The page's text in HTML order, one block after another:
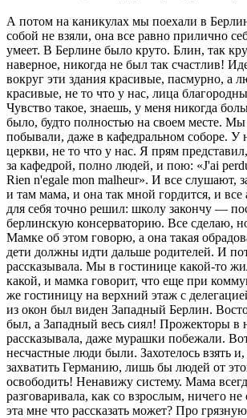
А потом на каникулах мы поехали в
собой не взяли, она все равно прилично
умеет. В Берлине было круто. Блин, так
наверное, никогда не был так счастлив!
вокруг эти здания красивые, пасмурно, а
красивые, не то что у нас, лица
Чувство такое, знаешь, у меня никогда
было, будто полностью на своем месте. Мы
побывали, даже в кафедральном соборе. У
церкви, не то что у нас. Я прям
за кафедрой, полно людей, и пою: «J'ai
Rien n'egale mon malheur». И все слушают,
и там мама, и она так мной гордится, и
для себя точно решил: школу закончу —
берлинскую консерваторию. Все сделаю,
Мамке об этом говорю, а она такая
дети должны идти дальше родителей. И
рассказывала. Мы в гостинице какой-то
какой, и мамка говорит, что еще при
же гостиницу на верхний этаж с
из окон был виден Западный Берлин.
был, а Западный весь сиял! Прожекторы в
рассказывала, даже мурашки побежали.
несчастные люди были. Захотелось взять
захватить Германию, лишь бы людей от
освободить! Ненавижу систему. Мама
разговаривала, как со взрослым, ничего
эта мне что рассказать может? Про